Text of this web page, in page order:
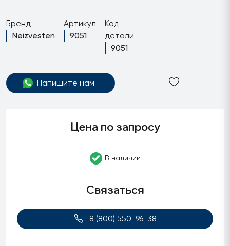
Бренд
Neizvesten
Артикул
9051
Код
детали
9051
Напишите нам
Цена по запросу
В наличии
Связаться
8 (800) 550-96-38